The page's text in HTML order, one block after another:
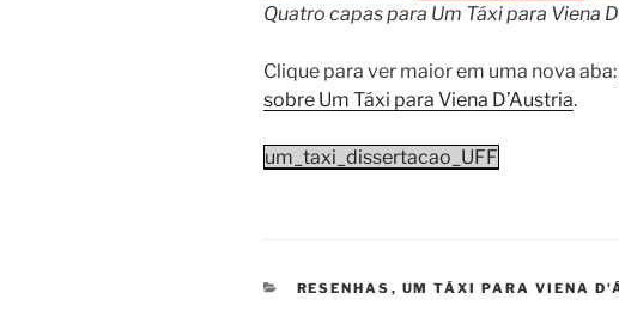
Quatro capas para Um Táxi para Viena
Clique para ver maior em uma nova aba:
sobre Um Táxi para Viena D’Austria.
um_taxi_dissertacao_UFF
CATEGORIAS
RESENHAS , UM TÁXI PARA VIENA